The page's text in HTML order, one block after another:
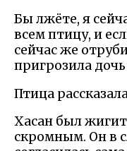
Бы лжёте, я
всем птицу, и
сейчас же
пригрозила дочь
Птица
Хасан был
скромным. Он в